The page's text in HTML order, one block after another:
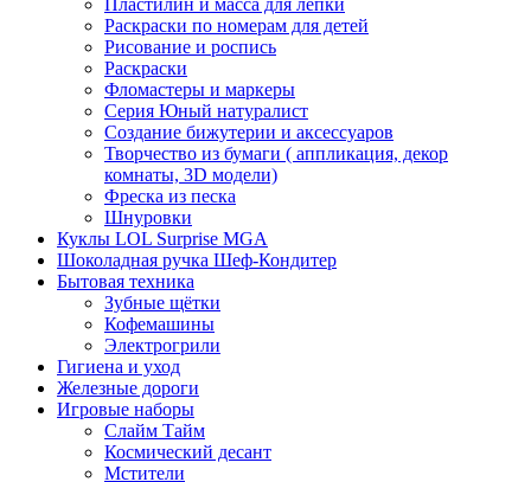
Пластилин и масса для лепки
Раскраски по номерам для детей
Рисование и роспись
Раскраски
Фломастеры и маркеры
Серия Юный натуралист
Создание бижутерии и аксессуаров
Творчество из бумаги ( аппликация, декор
комнаты, 3D модели)
Фреска из песка
Шнуровки
Куклы LOL Surprise MGA
Шоколадная ручка Шеф-Кондитер
Бытовая техника
Зубные щётки
Кофемашины
Электрогрили
Гигиена и уход
Железные дороги
Игровые наборы
Слайм Тайм
Космический десант
Мстители